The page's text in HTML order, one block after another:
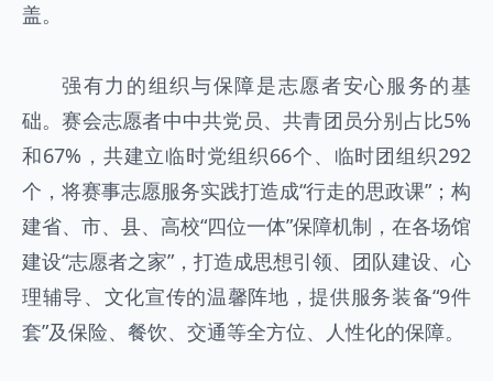
盖。
强有力的组织与保障是志愿者安心服务的基
础。赛会志愿者中中共党员、共青团员分别占比5%
和67%，共建立临时党组织66个、临时团组织292
个，将赛事志愿服务实践打造成“行走的思政课”；构
建省、市、县、高校“四位一体”保障机制，在各场馆
建设“志愿者之家”，打造成思想引领、团队建设、心
理辅导、文化宣传的温馨阵地，提供服务装备“9件
套”及保险、餐饮、交通等全方位、人性化的保障。